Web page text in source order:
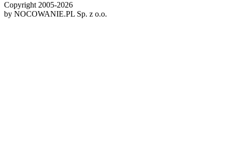
Copyright 2005-2026
by NOCOWANIE.PL Sp. z o.o.